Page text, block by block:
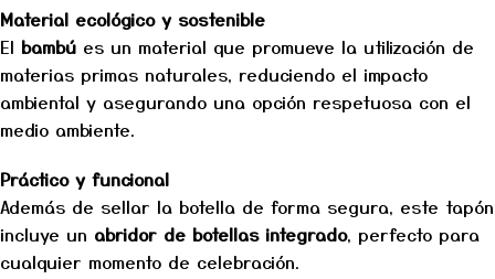
Material ecológico y sostenible
El bambú es un material que promueve la utilización de
materias primas naturales, reduciendo el impacto
ambiental y asegurando una opción respetuosa con el
medio ambiente.
Práctico y funcional
Además de sellar la botella de forma segura, este tapón
incluye un abridor de botellas integrado, perfecto para
cualquier momento de celebración.